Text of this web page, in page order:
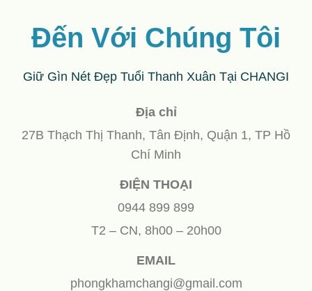
Đến Với Chúng Tôi
Giữ Gìn Nét Đẹp Tuổi Thanh Xuân Tại CHANGI
Địa chỉ
27B Thạch Thị Thanh, Tân Định, Quận 1, TP Hồ
Chí Minh
ĐIỆN THOẠI
0944 899 899
T2 – CN, 8h00 – 20h00
EMAIL
phongkhamchangi@gmail.com